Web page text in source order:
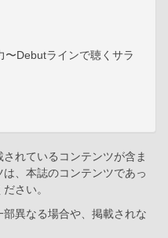
〜Debutラインで聴くサラ
れているコンテンツが含ま
、本誌のコンテンツであっ
さい。
異なる場合や、掲載されな